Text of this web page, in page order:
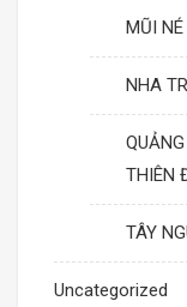
MŨI
NHA
THIÊN
TÂY
Uncategorized